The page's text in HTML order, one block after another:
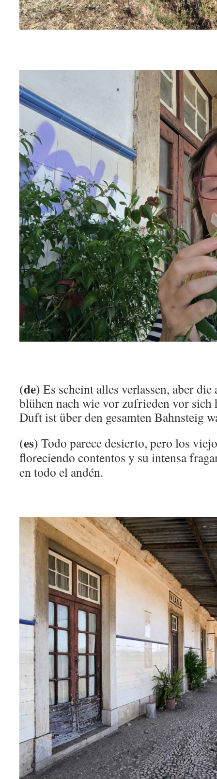
(de) Es scheint alles verlassen, aber die
blühen nach wie vor zufrieden vor
Duft ist über den gesamten Bahnsteig
(es) Todo parece desierto, pero los
floreciendo contentos y su intensa
en todo el andén.